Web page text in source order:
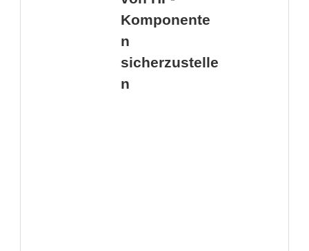
Komponente
n
sicherzustelle
n